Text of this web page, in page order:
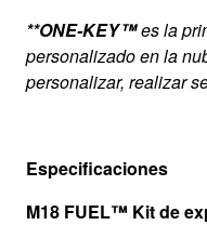
**ONE-KEY™es la
personalizado en la
personalizar, realizar
Especificaciones
M18 FUEL™ Kit de